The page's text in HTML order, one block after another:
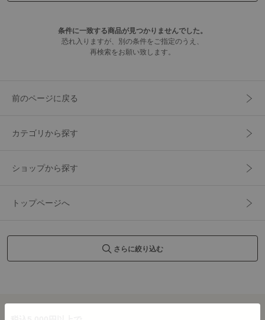
条件に一致する商品が見つかりませんでした。
恐れ入りますが、別の条件をご指定のうえ、
再検索をお願い致します。
前のページに戻る
カテゴリから探す
ショップから探す
トップページへ
さらに絞り込む